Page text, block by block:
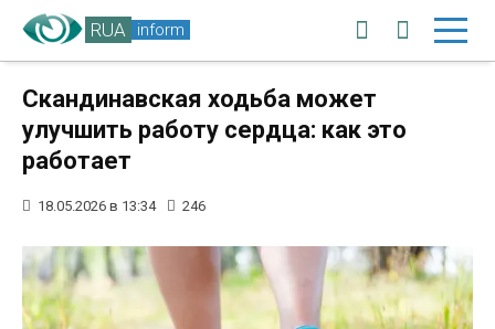
RUA inform
Скандинавская ходьба может
улучшить работу сердца: как это
работает
18.05.2026 в 13:34 246